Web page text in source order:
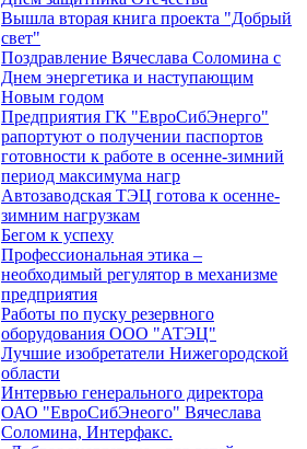
Вышла вторая книга проекта "Добрый
свет"
Поздравление Вячеслава Соломина с
Днем энергетика и наступающим
Новым годом
Предприятия ГК "ЕвроСибЭнерго"
рапортуют о получении паспортов
готовности к работе в осенне-зимний
период максимума нагр
Автозаводская ТЭЦ готова к осенне-
зимним нагрузкам
Бегом к успеху
Профессиональная этика –
необходимый регулятор в механизме
предприятия
Работы по пуску резервного
оборудования ООО "АТЭЦ"
Лучшие изобретатели Нижегородской
области
Интервью генерального директора
ОАО "ЕвроСибЭнеого" Вячеслава
Соломина, Интерфакс.